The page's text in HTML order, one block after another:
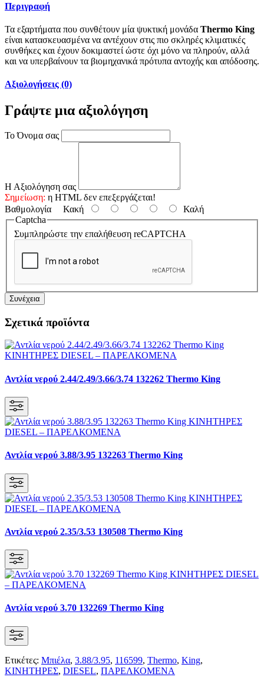
Περιγραφή
Τα εξαρτήματα που συνθέτουν μία ψυκτική μονάδα Thermo King
είναι κατασκευασμένα να αντέχουν στις πιο σκληρές κλιματικές
συνθήκες και έχουν δοκιμαστεί ώστε όχι μόνο να πληρούν, αλλά
και να υπερβαίνουν τα βιομηχανικά πρότυπα αντοχής και απόδοσης.
Αξιολογήσεις (0)
Γράψτε μια αξιολόγηση
Το Όνομα σας
Η Αξιολόγηση σας
Σημείωση: η HTML δεν επεξεργάζεται!
Βαθμολογία Κακή
Καλή
Captcha
Συμπληρώστε την επαλήθευση reCAPTCHA
Συνέχεια
Σχετικά προϊόντα
Αντλία νερού 2.44/2.49/3.66/3.74 132262 Thermo King
Αντλία νερού 3.88/3.95 132263 Thermo King
Αντλία νερού 2.35/3.53 130508 Thermo King
Αντλία νερού 3.70 132269 Thermo King
Ετικέτες: Μπιέλα, 3.88/3.95, 116599, Thermo, King,
KΙΝΗΤΗΡΕΣ, DIESEL, ΠΑΡΕΛΚΟΜΕΝΑ